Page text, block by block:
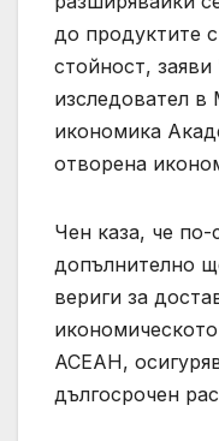
до продуктите
стойност,
изследовател
икономика
отворена
Чен каза, че по-
допълнително
вериги за
АСЕАН,
дългосрочен